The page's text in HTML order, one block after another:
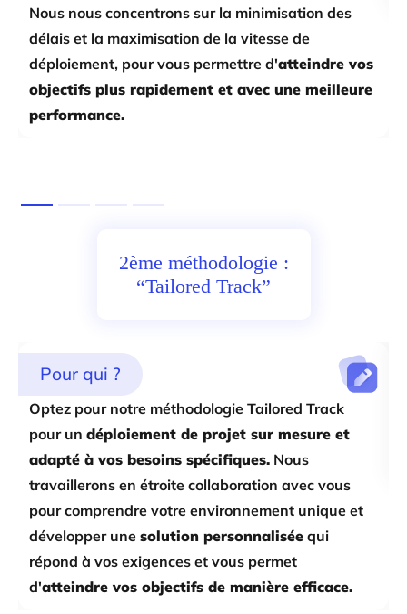
Nous nous concentrons sur la minimisation des
délais et la maximisation de la vitesse de
déploiement, pour vous permettre d'atteindre vos
objectifs plus rapidement et avec une meilleure
performance.
2ème méthodologie :
“Tailored Track”
Pour qui ?
Optez pour notre méthodologie Tailored Track
pour un déploiement de projet sur mesure et
adapté à vos besoins spécifiques. Nous
travaillerons en étroite collaboration avec vous
pour comprendre votre environnement unique et
développer une solution personnalisée qui
répond à vos exigences et vous permet
d'atteindre vos objectifs de manière efficace.